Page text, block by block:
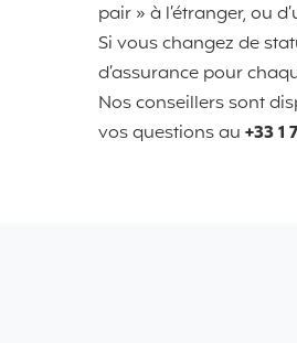
pair » à l’étranger, ou
Si vous changez de
d’assurance pour
Nos conseillers sont
vos questions au +33 1